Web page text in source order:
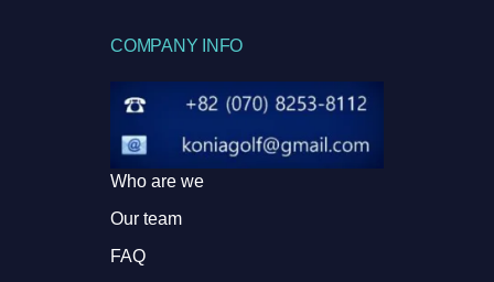
COMPANY INFO
Who are we
Our team
FAQ